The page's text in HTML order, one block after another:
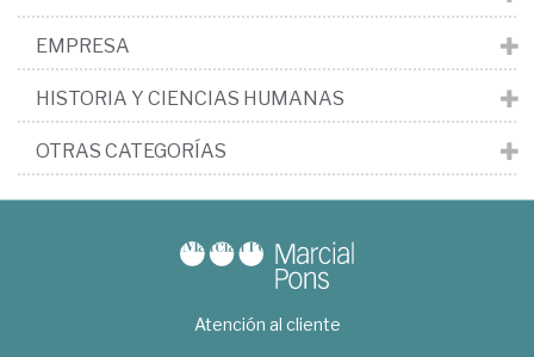
EMPRESA
HISTORIA Y CIENCIAS HUMANAS
OTRAS CATEGORÍAS
Atención al cliente